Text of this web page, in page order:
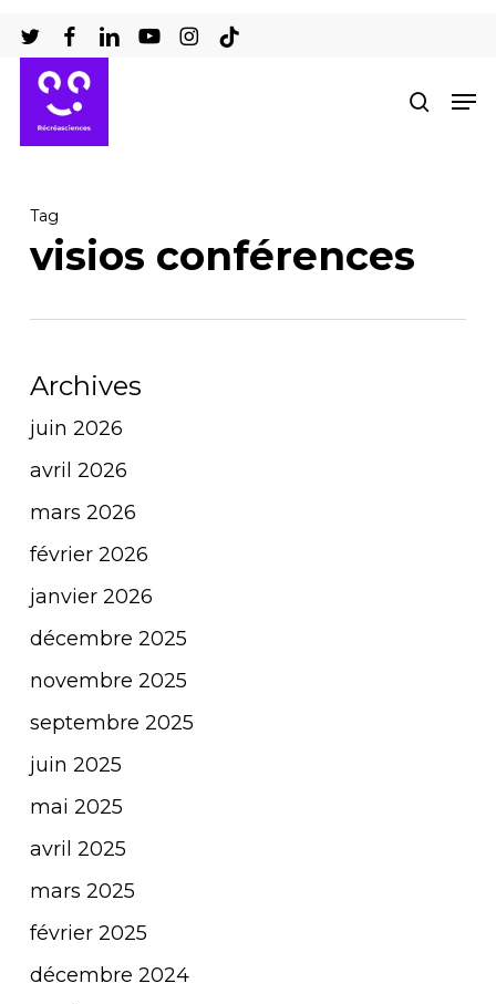
au
contenu
principal
Tag
visios conférences
Archives
juin 2026
avril 2026
mars 2026
février 2026
janvier 2026
décembre 2025
novembre 2025
septembre 2025
juin 2025
mai 2025
avril 2025
mars 2025
février 2025
décembre 2024
le